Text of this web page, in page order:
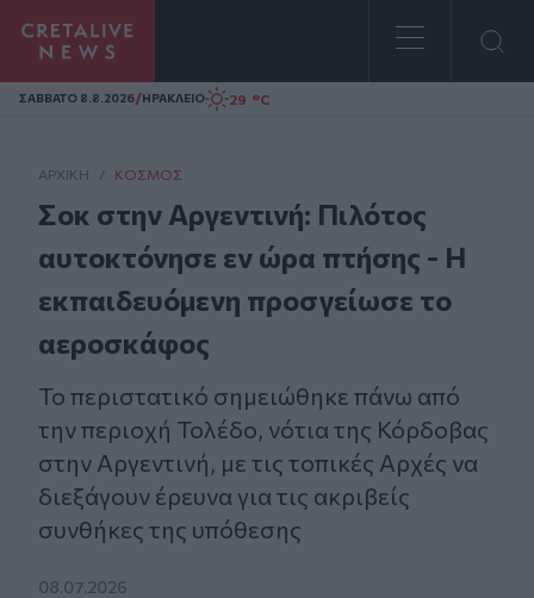
Homepage
ΣAΒΒΑΤΟ 8.8.2026/ΗΡΑΚΛΕΙΟ 29 °C
ΑΡΧΙΚΗ / ΚΌΣΜΟΣ
Σοκ στην Αργεντινή: Πιλότος
αυτοκτόνησε εν ώρα πτήσης - Η
εκπαιδευόμενη προσγείωσε το
αεροσκάφος
Το περιστατικό σημειώθηκε πάνω από
την περιοχή Τολέδο, νότια της Κόρδοβας
στην Αργεντινή, με τις τοπικές Αρχές να
διεξάγουν έρευνα για τις ακριβείς
συνθήκες της υπόθεσης
08.07.2026